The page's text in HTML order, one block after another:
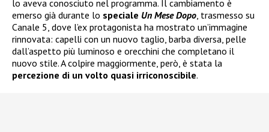
lo aveva conosciuto nel programma. Il cambiamento è
emerso già durante lo speciale Un Mese Dopo , trasmesso su
Canale 5, dove l’ex protagonista ha mostrato un’immagine
rinnovata: capelli con un nuovo taglio, barba diversa, pelle
dall’aspetto più luminoso e orecchini che completano il
nuovo stile. A colpire maggiormente, però, è stata la
percezione di un volto quasi irriconoscibile.